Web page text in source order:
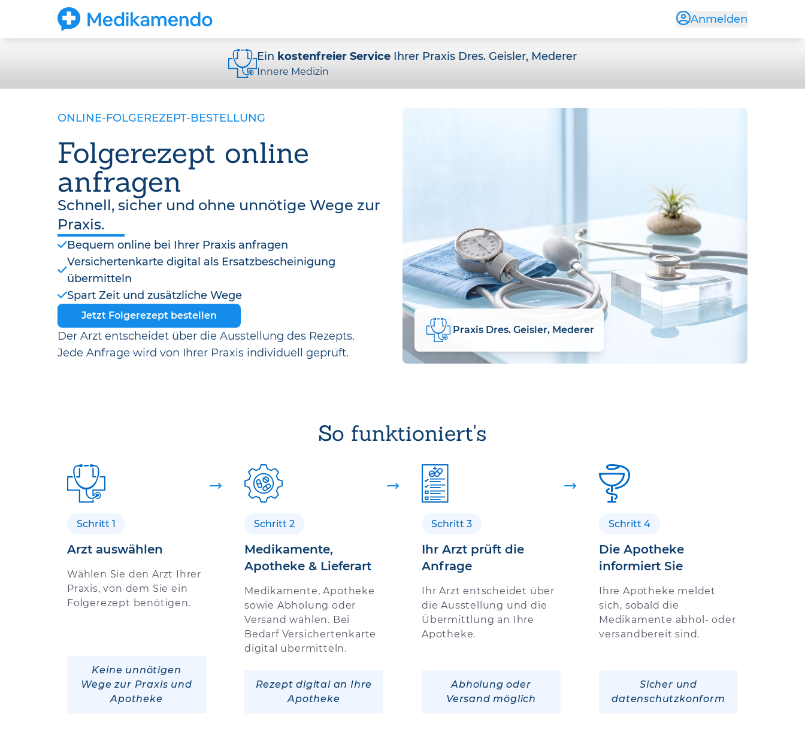
Anmelden
Ein kostenfreier Service Ihrer Praxis Dres. Geisler, Mederer
Innere Medizin
ONLINE-FOLGEREZEPT-BESTELLUNG
Folgerezept online
anfragen
Schnell, sicher und ohne unnötige Wege zur
Praxis.
Bequem online bei Ihrer Praxis anfragen
Versichertenkarte digital als Ersatzbescheinigung
übermitteln
Spart Zeit und zusätzliche Wege
Jetzt Folgerezept bestellen
Der Arzt entscheidet über die Ausstellung des Rezepts.
Jede Anfrage wird von Ihrer Praxis individuell geprüft.
Praxis Dres. Geisler, Mederer
So funktioniert's
Schritt 1
Arzt auswählen
Wählen Sie den Arzt Ihrer
Praxis, von dem Sie ein
Folgerezept benötigen.
Keine unnötigen
Wege zur Praxis und
Apotheke
Schritt 2
Medikamente,
Apotheke & Lieferart
Medikamente, Apotheke
sowie Abholung oder
Versand wählen. Bei
Bedarf Versichertenkarte
digital übermitteln.
Rezept digital an Ihre
Apotheke
Schritt 3
Ihr Arzt prüft die
Anfrage
Ihr Arzt entscheidet über
die Ausstellung und die
Übermittlung an Ihre
Apotheke.
Abholung oder
Versand möglich
Schritt 4
Die Apotheke
informiert Sie
Ihre Apotheke meldet
sich, sobald die
Medikamente abhol- oder
versandbereit sind.
Sicher und
datenschutzkonform